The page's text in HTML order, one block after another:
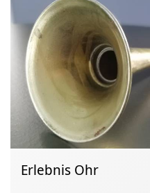
Erlebnis Ohr